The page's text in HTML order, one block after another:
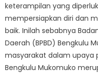
keterampilan yang
mempersiapkan diri dan
baik. Inilah sebabnya
Daerah (BPBD) Bengkulu
masyarakat dalam upaya
Bengkulu Mukomuko